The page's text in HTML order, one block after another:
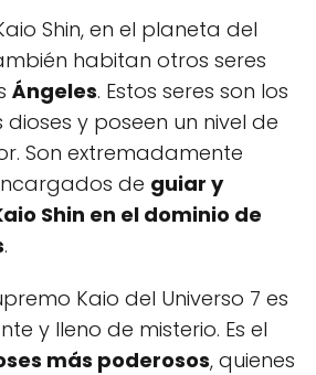
Shin, en el planeta del
habitan otros seres
Ángeles. Estos seres son los
y poseen un nivel de
Son extremadamente
de guiar y
Shin en el dominio de
.
Kaio del Universo 7 es
y lleno de misterio. Es el
más poderosos, quienes